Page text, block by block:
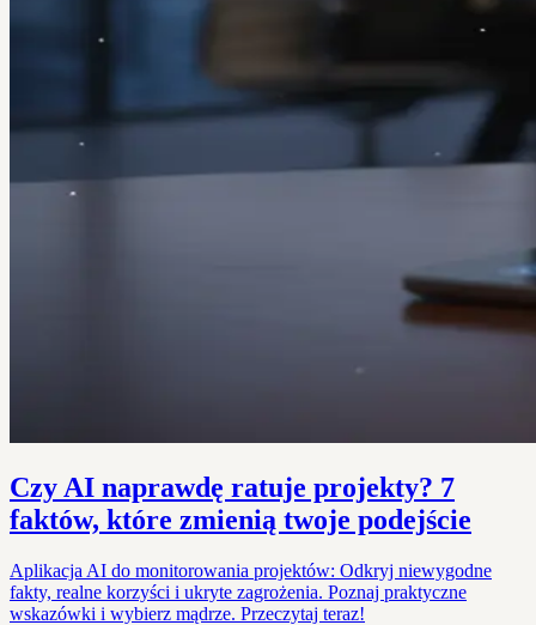
Czy AI naprawdę ratuje projekty? 7
faktów, które zmienią twoje podejście
Aplikacja AI do monitorowania projektów: Odkryj niewygodne
fakty, realne korzyści i ukryte zagrożenia. Poznaj praktyczne
wskazówki i wybierz mądrze. Przeczytaj teraz!